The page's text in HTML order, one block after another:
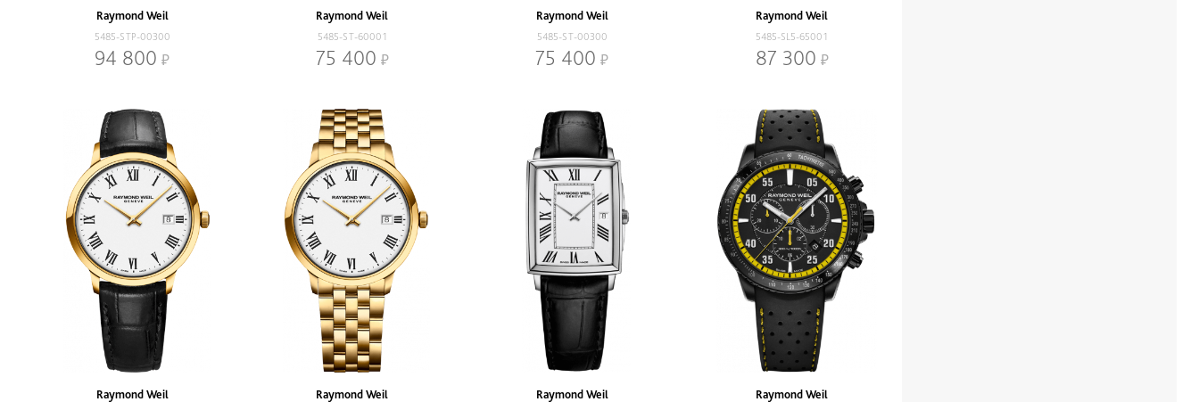
Raymond Weil
5485-STP-00300
94 800
Raymond Weil
5485-ST-60001
75 400
Raymond Weil
5485-ST-00300
75 400
Raymond Weil
5485-SL5-65001
87 300
Raymond Weil Raymond Weil Raymond Weil Raymond Weil